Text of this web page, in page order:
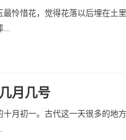
最怜惜花，觉得花落以后埋在土
月几号
十月初一。古代这一天很多的地